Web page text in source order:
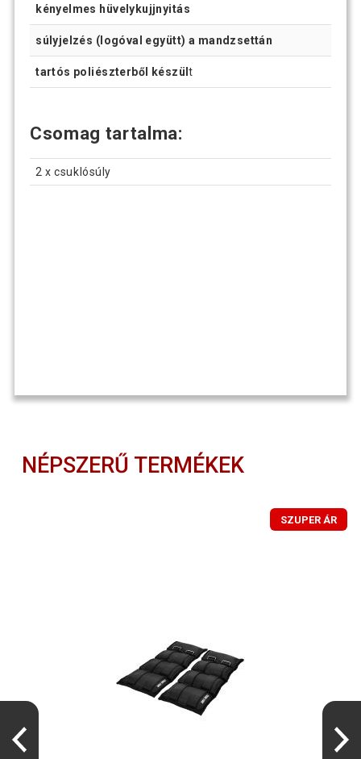
kényelmes hüvelykujjnyitás
súlyjelzés (logóval együtt) a mandzsettán
tartós poliészterből készült
Csomag tartalma:
2 x csuklósúly
NÉPSZERŰ TERMÉKEK
SZUPER ÁR